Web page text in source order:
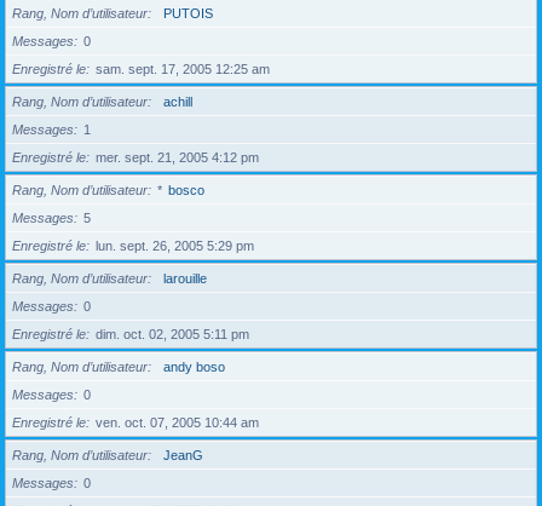
Rang, Nom d’utilisateur
PUTOIS
Messages
0
Enregistré le
sam. sept. 17, 2005 12:25 am
Rang, Nom d’utilisateur
achill
Messages
1
Enregistré le
mer. sept. 21, 2005 4:12 pm
Rang, Nom d’utilisateur * bosco
Messages
5
Enregistré le
lun. sept. 26, 2005 5:29 pm
Rang, Nom d’utilisateur
larouille
Messages
0
Enregistré le
dim. oct. 02, 2005 5:11 pm
Rang, Nom d’utilisateur
andy boso
Messages
0
Enregistré le
ven. oct. 07, 2005 10:44 am
Rang, Nom d’utilisateur
JeanG
Messages
0